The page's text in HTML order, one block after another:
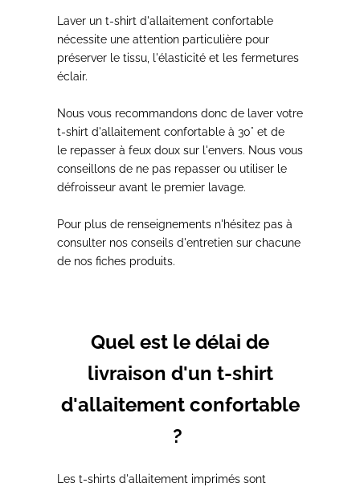
Laver un t-shirt d'allaitement confortable
nécessite une attention particulière pour
préserver le tissu, l'élasticité et les fermetures
éclair.
Nous vous recommandons donc de laver votre
t-shirt d'allaitement confortable à 30° et de
le repasser à feux doux sur l'envers. Nous vous
conseillons de ne pas repasser ou utiliser le
défroisseur avant le premier lavage.
Pour plus de renseignements n'hésitez pas à
consulter nos conseils d'entretien sur chacune
de nos fiches produits.
Quel est le délai de
livraison d'un t-shirt
d'allaitement confortable
?
Les t-shirts d'allaitement imprimés sont